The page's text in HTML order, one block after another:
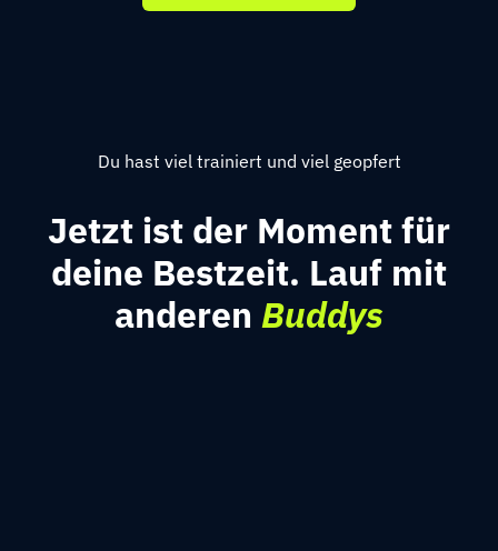
Du hast viel trainiert und viel geopfert
Jetzt ist der Moment für
deine Bestzeit. Lauf mit
anderen Buddys